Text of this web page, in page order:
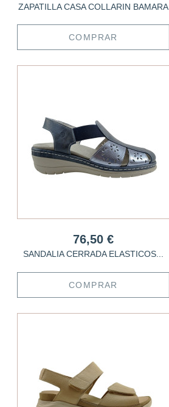
ZAPATILLA CASA COLLARIN BAMARA
COMPRAR
76,50 €
SANDALIA CERRADA ELASTICOS...
COMPRAR